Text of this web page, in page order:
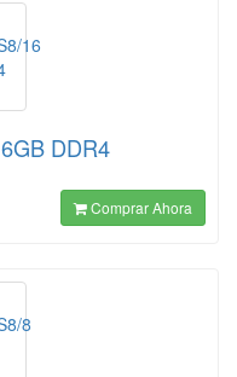
DDR4
Comprar Ahora